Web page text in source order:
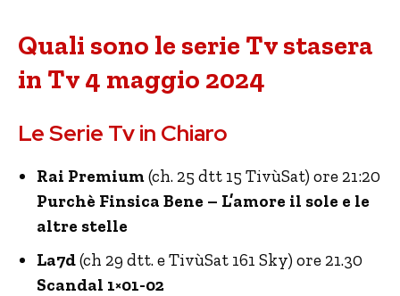
Quali sono le serie Tv stasera
in Tv 4 maggio 2024
Le Serie Tv in Chiaro
Rai Premium(ch. 25 dtt 15 TivùSat) ore 21:20
Purchè Finsica Bene – L’amore il sole e le
altre stelle
La7d(ch 29 dtt. e TivùSat 161 Sky) ore 21.30
Scandal 1×01-02